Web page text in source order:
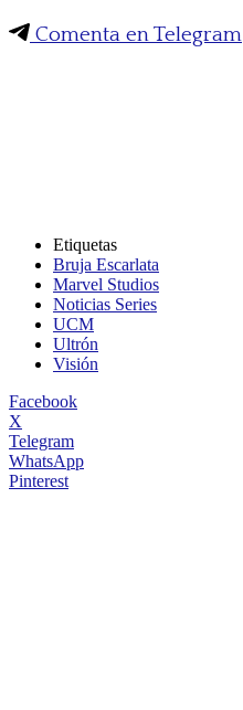
Comenta en Telegram
Etiquetas
Bruja Escarlata
Marvel Studios
Noticias Series
UCM
Ultrón
Visión
Facebook
X
Telegram
WhatsApp
Pinterest